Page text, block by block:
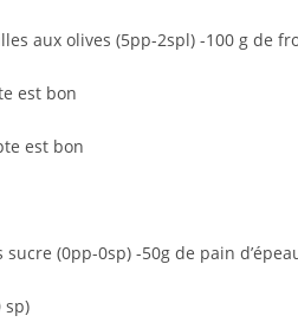
aux olives (5pp-2spl) -100 g de
est bon
est bon
(0pp-0sp) -50g de pain
sp)